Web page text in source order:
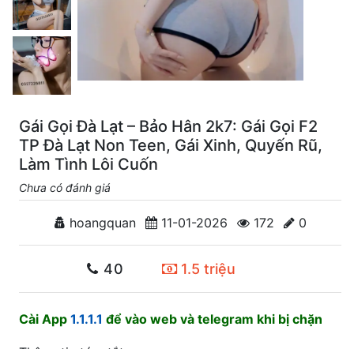
Gái Gọi Đà Lạt – Bảo Hân 2k7: Gái Gọi F2
TP Đà Lạt Non Teen, Gái Xinh, Quyến Rũ,
Làm Tình Lôi Cuốn
Chưa có đánh giá
hoangquan 11-01-2026 172 0
40 1.5 triệu
Cài App 1.1.1.1 để vào web và telegram khi bị chặn